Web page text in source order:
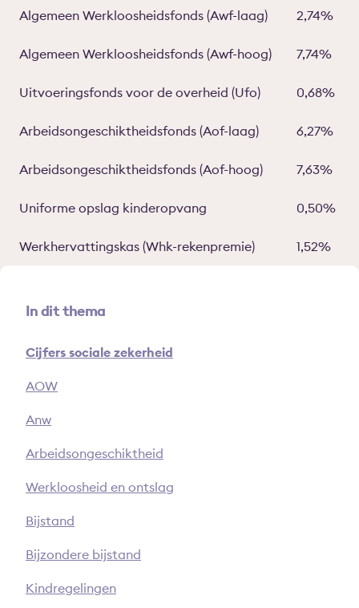
Algemeen Werkloosheidsfonds (Awf-laag) 2,74%
Algemeen Werkloosheidsfonds (Awf-hoog) 7,74%
Uitvoeringsfonds voor de overheid (Ufo) 0,68%
Arbeidsongeschiktheidsfonds (Aof-laag) 6,27%
Arbeidsongeschiktheidsfonds (Aof-hoog) 7,63%
Uniforme opslag kinderopvang 0,50%
Werkhervattingskas (Whk-rekenpremie) 1,52%
In dit thema
Cijfers sociale zekerheid
AOW
Anw
Arbeidsongeschiktheid
Werkloosheid en ontslag
Bijstand
Bijzondere bijstand
Kindregelingen